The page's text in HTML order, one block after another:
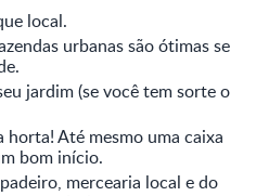
local.
urbanas são ótimas se
jardim (se você tem sorte o
horta! Até mesmo uma caixa
bom início.
mercearia local e do